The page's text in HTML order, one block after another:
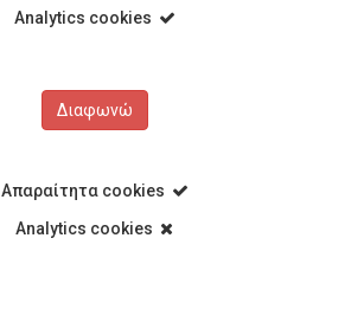
Analytics cookies
Διαφωνώ
Απαραίτητα cookies
Analytics cookies